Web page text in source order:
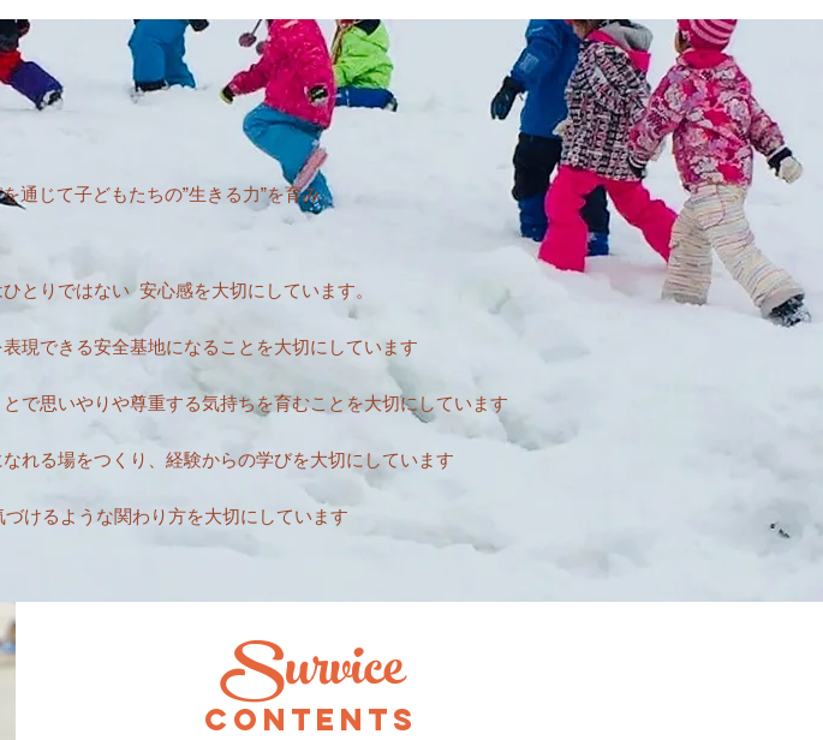
通じて子どもたちの”生きる力”を育み、
とりではない 安心感を大切にしています。
現できる安全基地になることを大切にしています
で思いやりや尊重する気持ちを育むことを大切にしています
れる場をつくり、経験からの学びを大切にしています
けるような関わり方を大切にしています
Survice
contents